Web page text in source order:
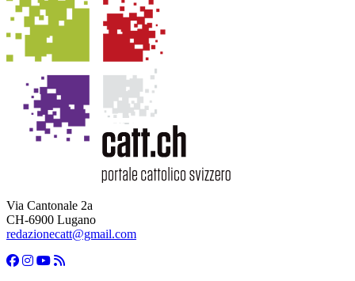
Via Cantonale 2a
CH-6900 Lugano
redazionecatt@gmail.com